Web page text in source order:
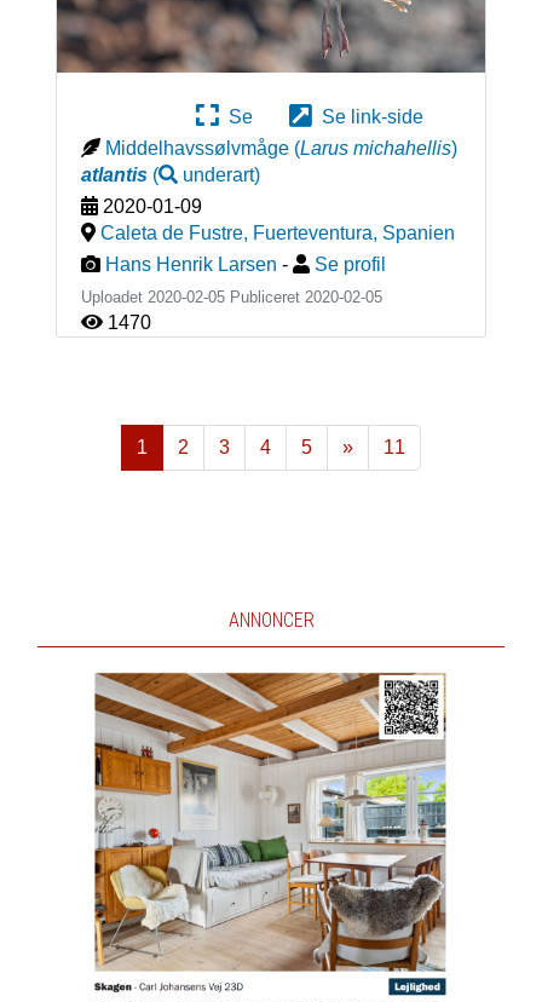
Se
Se link-side
Middelhavssølvmåge (Larus michahellis)
atlantis( underart)
2020-01-09
Caleta de Fustre, Fuerteventura, Spanien
Hans Henrik Larsen - Se profil
Uploadet 2020-02-05 Publiceret 2020-02-05
1470
1 2 3 4 5
»
Næste
11
ANNONCER